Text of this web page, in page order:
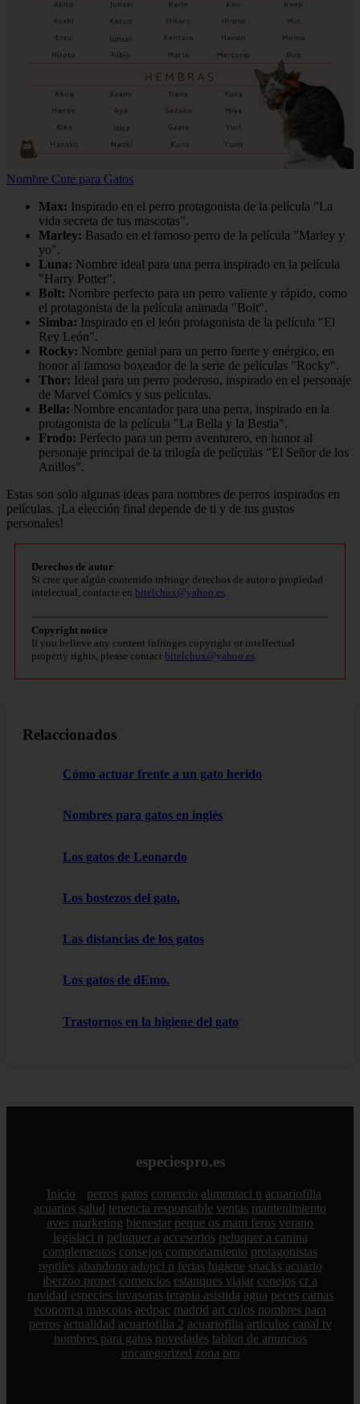
Nombre Cute para Gatos
Max: Inspirado en el perro protagonista de la película "La
vida secreta de tus mascotas".
Marley: Basado en el famoso perro de la película "Marley y
yo".
Luna: Nombre ideal para una perra inspirado en la película
"Harry Potter".
Bolt: Nombre perfecto para un perro valiente y rápido, como
el protagonista de la película animada "Bolt".
Simba: Inspirado en el león protagonista de la película "El
Rey León".
Rocky: Nombre genial para un perro fuerte y enérgico, en
honor al famoso boxeador de la serie de películas "Rocky".
Thor: Ideal para un perro poderoso, inspirado en el personaje
de Marvel Comics y sus películas.
Bella: Nombre encantador para una perra, inspirado en la
protagonista de la película "La Bella y la Bestia".
Frodo: Perfecto para un perro aventurero, en honor al
personaje principal de la trilogía de películas "El Señor de los
Anillos".
Estas son solo algunas ideas para nombres de perros inspirados en
películas. ¡La elección final depende de ti y de tus gustos
personales!
Derechos de autor
Si cree que algún contenido infringe derechos de autor o propiedad
intelectual, contacte en bitelchux@yahoo.es
Copyright notice
If you believe any content infringes copyright or intellectual
property rights, please contact bitelchux@yahoo.es
Relaccionados
Cómo actuar frente a un gato herido
Nombres para gatos en inglés
Los gatos de Leonardo
Los bostezos del gato.
Las distancias de los gatos
Los gatos de dEmo.
Trastornos en la higiene del gato
especiespro.es
Inicio perros gatos comercio alimentaci n acuariofilia
acuarios salud tenencia responsable ventas mantenimiento
aves marketing bienestar peque os mam feros verano
legislaci n peluquer a accesorios peluquer a canina
complementos consejos comportamiento protagonistas
reptiles abandono adopci n ferias higiene snacks acuario
iberzoo propet comercios estanques viajar conejos cr a
navidad especies invasoras terapia asistida agua peces camas
econom a mascotas aedpac madrid art culos nombres para
perros actualidad acuariofilia 2 acuariofilia articulos canal tv
nombres para gatos novedades tablon de anuncios
uncategorized zona pro